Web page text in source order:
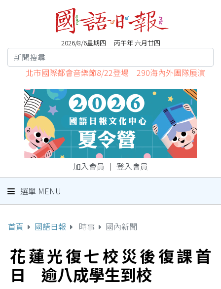
2026/8/6星期四 丙午年 六月廿四
北市國際都會音樂節8/22登場 290海內外團隊展演
加入會員 ｜ 登入會員
選單 MENU
首頁 國語日報 時事 國內新聞
花蓮光復七校災後復課首
日 逾八成學生到校